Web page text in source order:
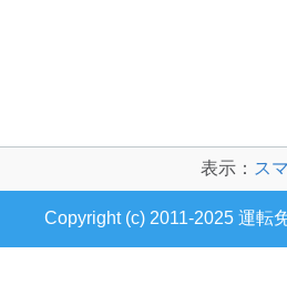
表示： ス
Copyright (c) 2011-2025 運